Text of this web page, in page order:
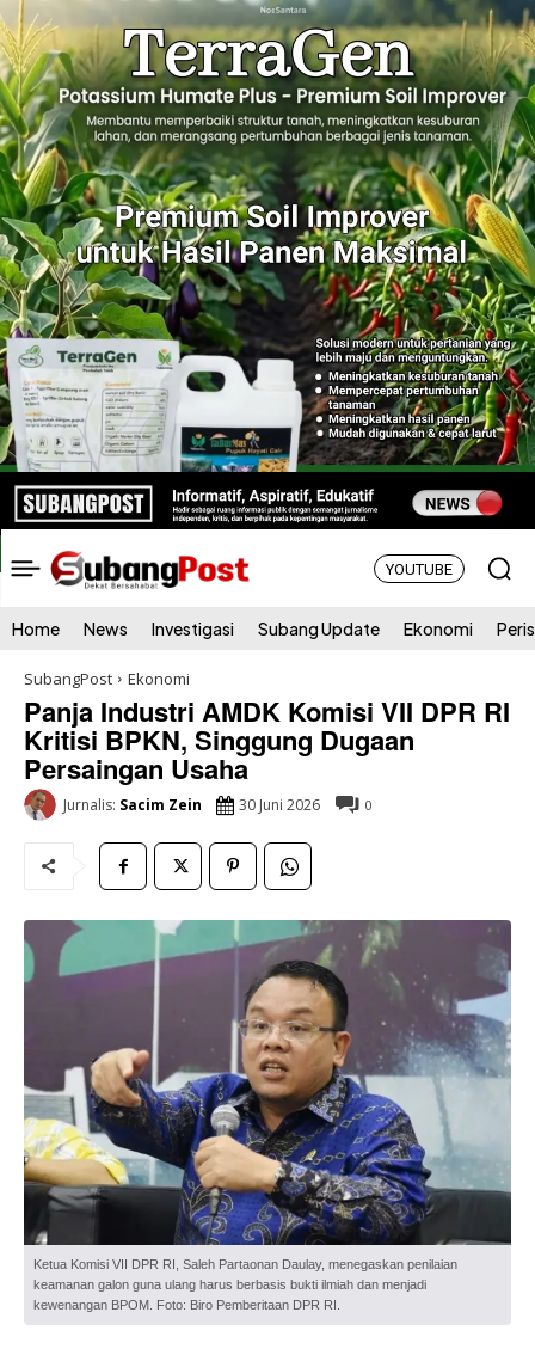
YOUTUBE
Home News Investigasi Subang Update Ekonomi
SubangPost Ekonomi
Panja Industri AMDK Komisi VII DPR RI
Kritisi BPKN, Singgung Dugaan
Persaingan Usaha
Jurnalis: Sacim Zein 30 Juni 2026 0
Ketua Komisi VII DPR RI, Saleh Partaonan Daulay, menegaskan penilaian
keamanan galon guna ulang harus berbasis bukti ilmiah dan menjadi
kewenangan BPOM. Foto: Biro Pemberitaan DPR RI.